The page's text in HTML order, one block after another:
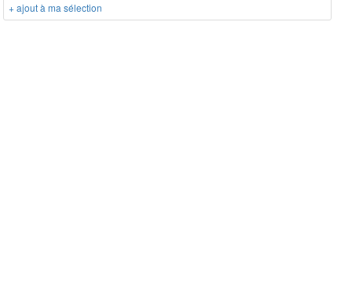
+ ajout à ma sélection